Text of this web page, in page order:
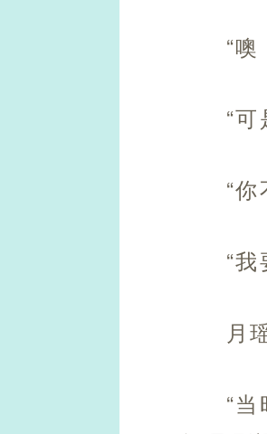
“
“
“
“
月
“